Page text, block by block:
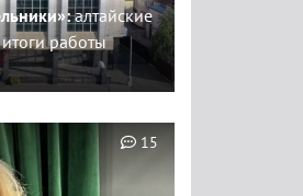
алтайские
работы
15